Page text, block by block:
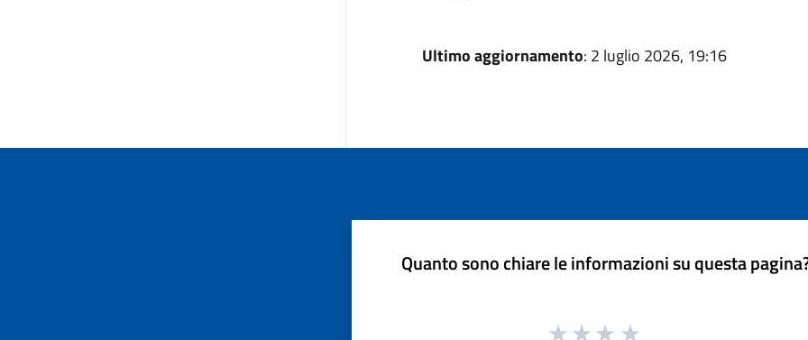
Ultimo aggiornamento: 2 luglio 2026, 19:16
Quanto sono chiare le informazioni su questa